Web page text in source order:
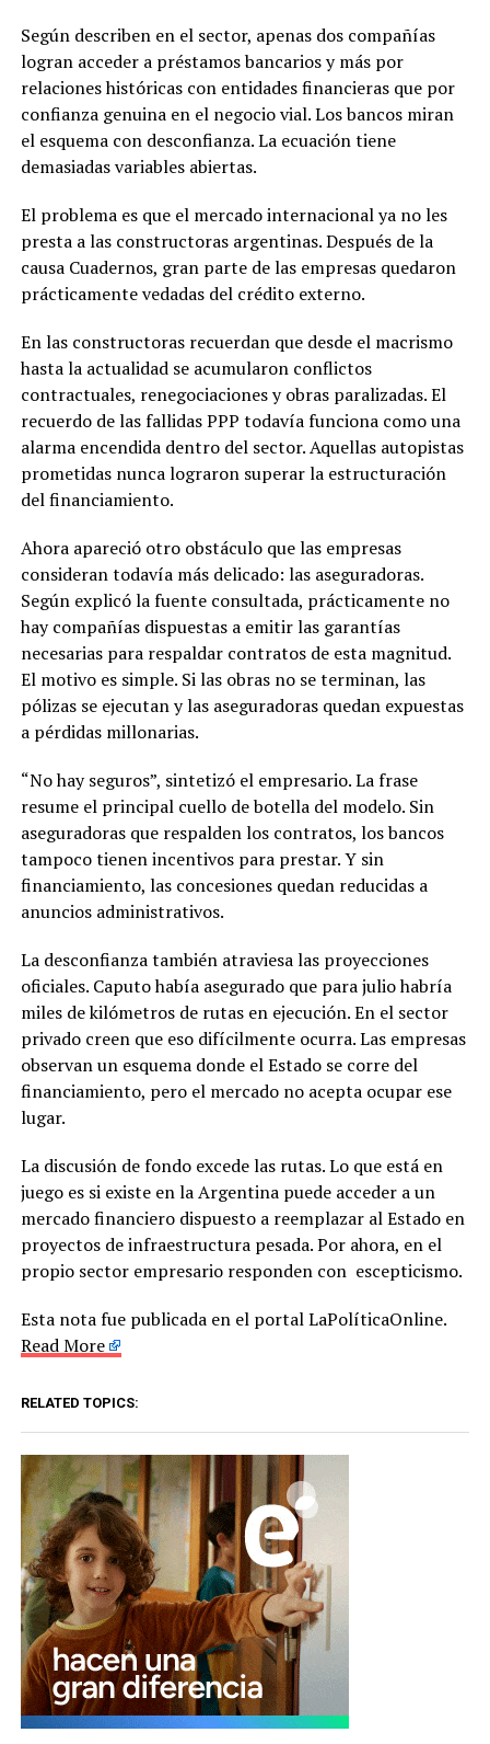
Según describen en el sector, apenas dos compañías
logran acceder a préstamos bancarios y más por
relaciones históricas con entidades financieras que por
confianza genuina en el negocio vial. Los bancos miran
el esquema con desconfianza. La ecuación tiene
demasiadas variables abiertas.
El problema es que el mercado internacional ya no les
presta a las constructoras argentinas. Después de la
causa Cuadernos, gran parte de las empresas quedaron
prácticamente vedadas del crédito externo.
En las constructoras recuerdan que desde el macrismo
hasta la actualidad se acumularon conflictos
contractuales, renegociaciones y obras paralizadas. El
recuerdo de las fallidas PPP todavía funciona como una
alarma encendida dentro del sector. Aquellas autopistas
prometidas nunca lograron superar la estructuración
del financiamiento.
Ahora apareció otro obstáculo que las empresas
consideran todavía más delicado: las aseguradoras.
Según explicó la fuente consultada, prácticamente no
hay compañías dispuestas a emitir las garantías
necesarias para respaldar contratos de esta magnitud.
El motivo es simple. Si las obras no se terminan, las
pólizas se ejecutan y las aseguradoras quedan expuestas
a pérdidas millonarias.
“No hay seguros”, sintetizó el empresario. La frase
resume el principal cuello de botella del modelo. Sin
aseguradoras que respalden los contratos, los bancos
tampoco tienen incentivos para prestar. Y sin
financiamiento, las concesiones quedan reducidas a
anuncios administrativos.
La desconfianza también atraviesa las proyecciones
oficiales. Caputo había asegurado que para julio habría
miles de kilómetros de rutas en ejecución. En el sector
privado creen que eso difícilmente ocurra. Las empresas
observan un esquema donde el Estado se corre del
financiamiento, pero el mercado no acepta ocupar ese
lugar.
La discusión de fondo excede las rutas. Lo que está en
juego es si existe en la Argentina puede acceder a un
mercado financiero dispuesto a reemplazar al Estado en
proyectos de infraestructura pesada. Por ahora, en el
propio sector empresario responden con escepticismo.
Esta nota fue publicada en el portal LaPolíticaOnline.
Read More
RELATED TOPICS: